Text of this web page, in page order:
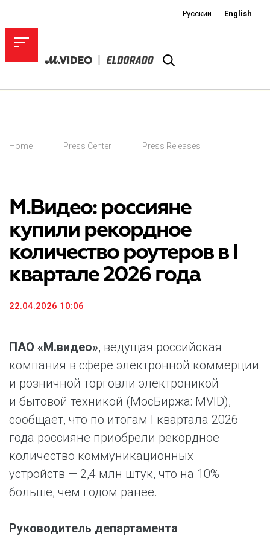
Русский English
Home Press Center
Press Releases
-
М.Видео: россияне
купили рекордное
количество роутеров в I
квартале 2026 года
22.04.2026 10:06
ПАО «М.видео», ведущая российская
компания в сфере электронной коммерции
и розничной торговли электроникой
и бытовой техникой (МосБиржа: MVID),
сообщает, что по итогам I квартала 2026
года россияне приобрели рекордное
количество коммуникационных
устройств — 2,4 млн штук, что на 10%
больше, чем годом ранее.
Руководитель департамента